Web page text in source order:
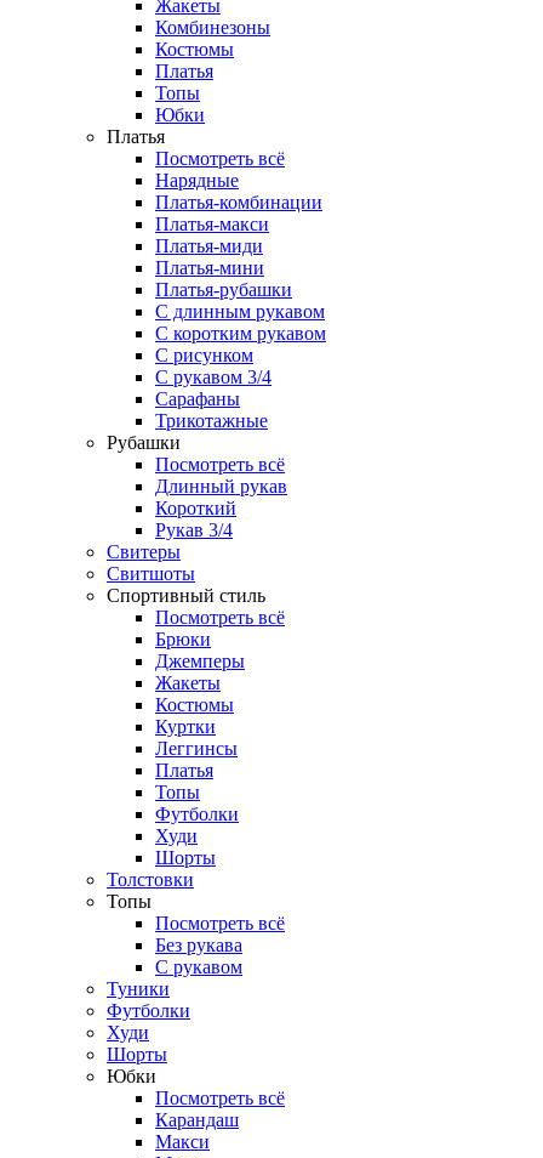
Жакеты
Комбинезоны
Костюмы
Платья
Топы
Юбки
Платья
Посмотреть всё
Нарядные
Платья-комбинации
Платья-макси
Платья-миди
Платья-мини
Платья-рубашки
С длинным рукавом
С коротким рукавом
С рисунком
С рукавом 3/4
Сарафаны
Трикотажные
Рубашки
Посмотреть всё
Длинный рукав
Короткий
Рукав 3/4
Свитеры
Свитшоты
Спортивный стиль
Посмотреть всё
Брюки
Джемперы
Жакеты
Костюмы
Куртки
Леггинсы
Платья
Топы
Футболки
Худи
Шорты
Толстовки
Топы
Посмотреть всё
Без рукава
С рукавом
Туники
Футболки
Худи
Шорты
Юбки
Посмотреть всё
Карандаш
Макси